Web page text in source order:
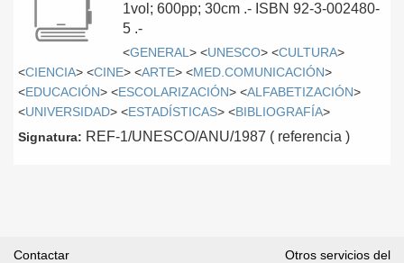
1vol; 600pp; 30cm .- ISBN 92-3-002480-
5 .-
<GENERAL > <UNESCO> <CULTURA>
<CIENCIA> <CINE> <ARTE> <MED.COMUNICACIÓN>
<EDUCACIÓN> <ESCOLARIZACIÓN> <ALFABETIZACIÓN>
<UNIVERSIDAD> <ESTADÍSTICAS> <BIBLIOGRAFÍA>
Signatura: REF-1/UNESCO/ANU/1987 ( referencia )
Contactar
Otros servicios del